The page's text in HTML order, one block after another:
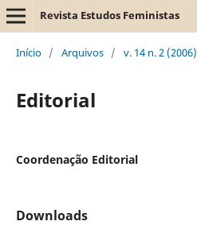
Revista Estudos Feministas
Início / Arquivos / v. 14 n. 2 (2006)
Editorial
Coordenação Editorial
Downloads